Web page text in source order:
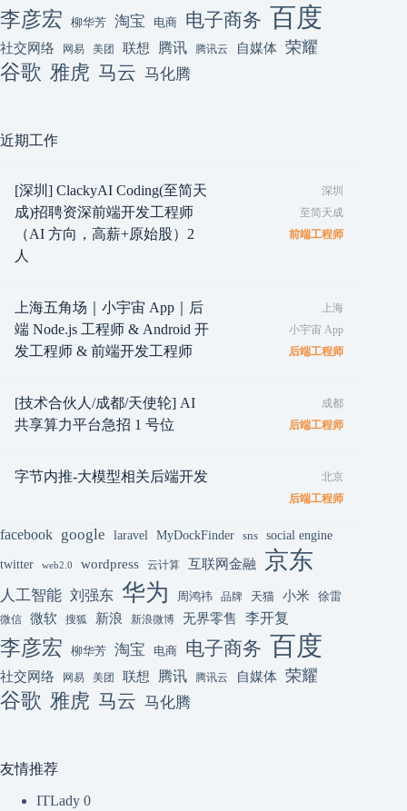
李彦宏 柳华芳 淘宝 电商 电子商务 百度
社交网络 网易 美团 联想 腾讯 腾讯云 自媒体 荣耀
谷歌 雅虎 马云 马化腾
近期工作
[深圳] ClackyAI Coding(至简天
成)招聘资深前端开发工程师
（AI 方向，高薪+原始股）2
人
深圳
至简天成
前端工程师
上海五角场｜小宇宙 App｜后
端 Node.js 工程师 & Android 开
发工程师 & 前端开发工程师
上海
小宇宙 App
后端工程师
[技术合伙人/成都/天使轮] AI
共享算力平台急招 1 号位
成都
后端工程师
字节内推-大模型相关后端开发
北京
后端工程师
facebook google laravel MyDockFinder sns social engine
twitter web2.0 wordpress 云计算 互联网金融 京东
人工智能 刘强东 华为 周鸿祎 品牌 天猫 小米 徐雷
微信 微软 搜狐 新浪 新浪微博 无界零售 李开复
李彦宏 柳华芳 淘宝 电商 电子商务 百度
社交网络 网易 美团 联想 腾讯 腾讯云 自媒体 荣耀
谷歌 雅虎 马云 马化腾
友情推荐
ITLady 0